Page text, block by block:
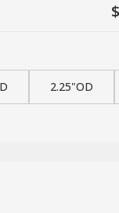
2.25"OD